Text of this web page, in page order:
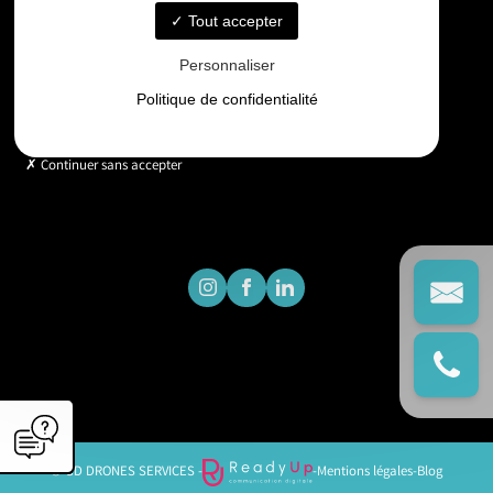
Horaires
Lundi - Vendredi : 9h - 18h
© GD DRONES SERVICES - -Mentions légales-Blog
Tout accepter
Personnaliser
Politique de confidentialité
Continuer sans accepter